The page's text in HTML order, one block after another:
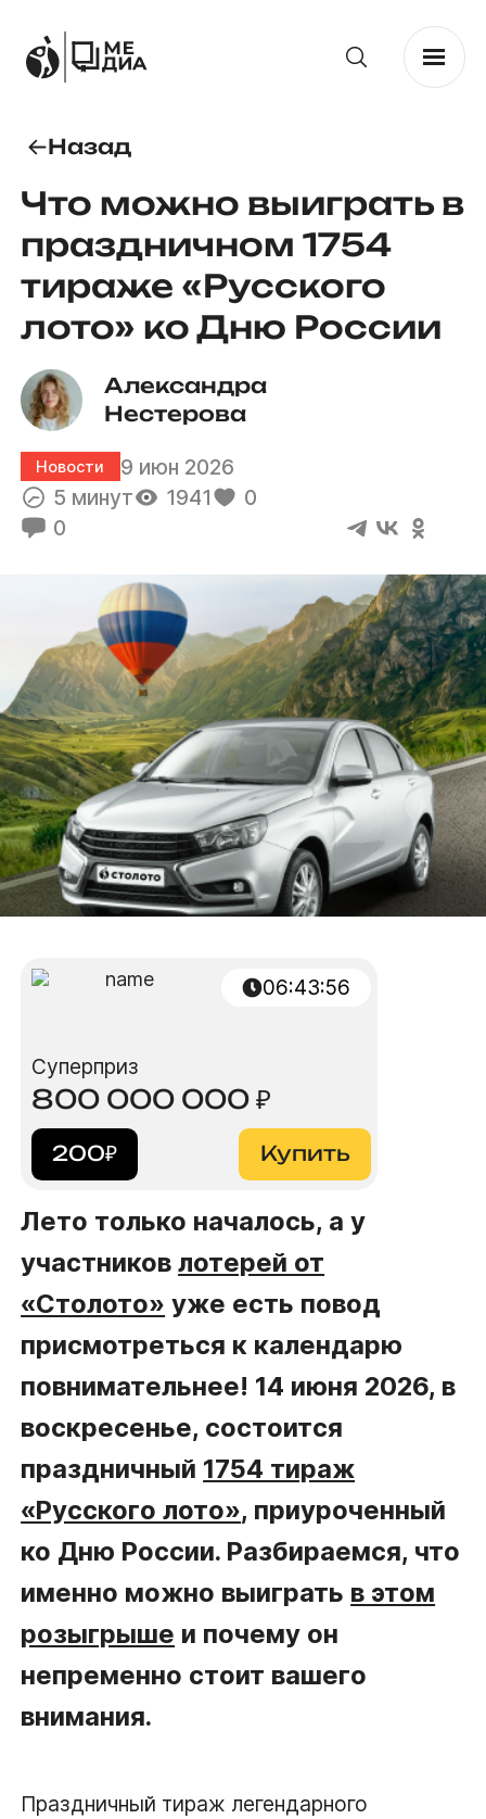
Назад
Что можно выиграть в
праздничном 1754
тираже «Русского
лото» ко Дню России
Александра
Нестерова
Новости
9 июн 2026
5 минут
1941
0
0
06:43:56
Суперприз
800 000 000₽
200₽ Купить
Лето только началось, а у
участниковлотерей от
«Столото» уже есть повод
присмотреться к календарю
повнимательнее! 14 июня 2026, в
воскресенье, состоится
праздничный 1754 тираж
«Русского лото», приуроченный
ко Дню России. Разбираемся, что
именно можно выиграть в этом
розыгрыше и почему он
непременно стоит вашего
внимания.
Праздничный тираж легендарного